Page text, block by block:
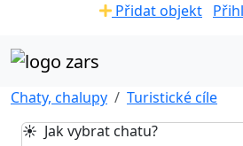
Přidat objekt
Chaty, chalupy
Turistické cíle
☀️ Jak vybrat chatu?